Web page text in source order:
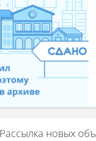
Рассылка новых